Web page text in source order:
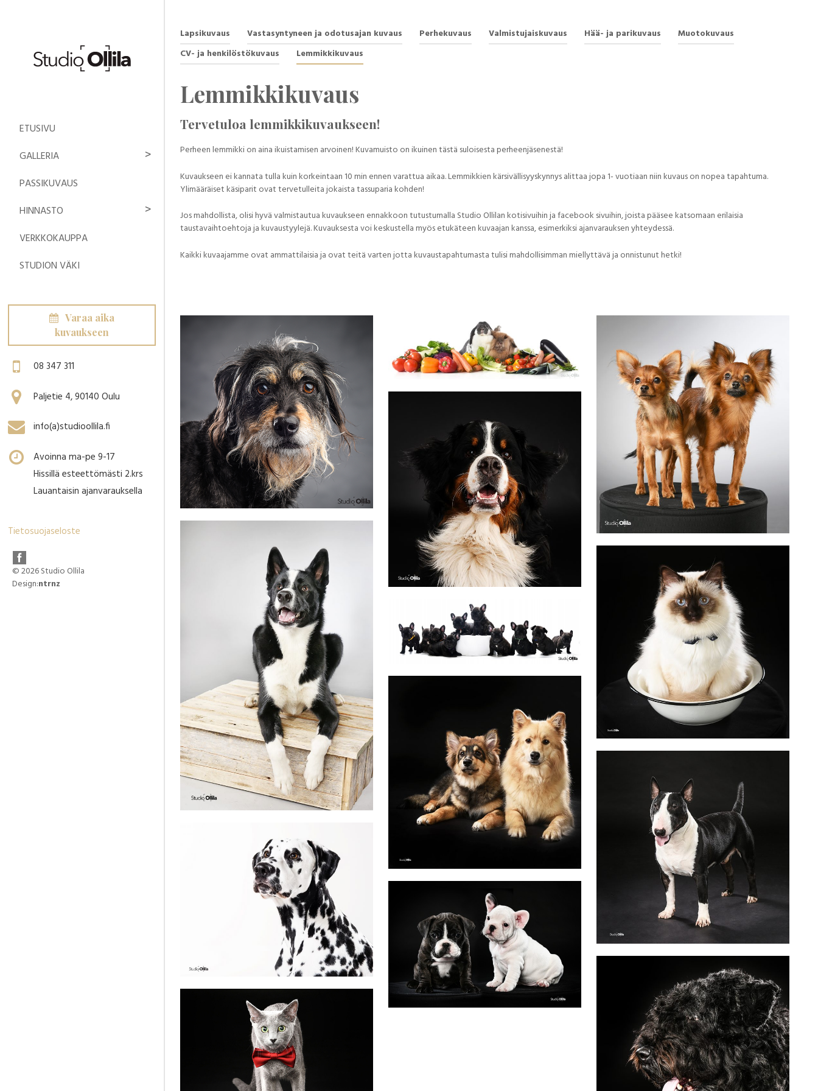
ETUSIVU
GALLERIA
PASSIKUVAUS
HINNASTO
VERKKOKAUPPA
STUDION VÄKI
Varaa aika
kuvaukseen
08 347 311
Paljetie 4, 90140 Oulu
info(a)studioollila.fi
Avoinna ma-pe 9-17
Hissillä esteettömästi 2.krs
Lauantaisin ajanvarauksella
Tietosuojaseloste
© 2026Studio Ollila
Design:ntrnz
Lapsikuvaus Vastasyntyneen ja odotusajan kuvaus Perhekuvaus Valmistujaiskuvaus Hää- ja parikuvaus
Muotokuvaus
CV- ja henkilöstökuvaus
Lemmikkikuvaus
Lemmikkikuvaus
Tervetuloa lemmikkikuvaukseen!
Perheen lemmikki on aina ikuistamisen arvoinen! Kuvamuisto on ikuinen tästä suloisesta perheenjäsenestä!
Kuvaukseen ei kannata tulla kuin korkeintaan 10 min ennen varattua aikaa. Lemmikkien kärsivällisyyskynnys alittaa jopa 1- vuotiaan niin kuvaus on nopea tapahtuma.
Ylimääräiset käsiparit ovat tervetulleita jokaista tassuparia kohden!
Jos mahdollista, olisi hyvä valmistautua kuvaukseen ennakkoon tutustumalla Studio Ollilan kotisivuihin ja facebook sivuihin, joista pääsee katsomaan erilaisia
taustavaihtoehtoja ja kuvaustyylejä. Kuvauksesta voi keskustella myös etukäteen kuvaajan kanssa, esimerkiksi ajanvarauksen yhteydessä.
Kaikki kuvaajamme ovat ammattilaisia ja ovat teitä varten jotta kuvaustapahtumasta tulisi mahdollisimman miellyttävä ja onnistunut hetki!